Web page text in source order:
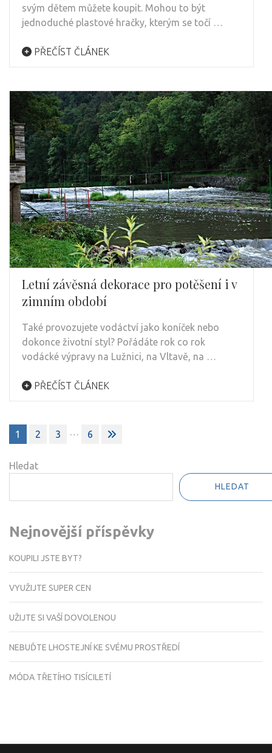
svým dětem můžete koupit. Mohou to být
jednoduché plastové hračky, kterým se točí …
PŘEČÍST ČLÁNEK
Letní závěsná dekorace pro potěšení i v
zimním období
Také provozujete vodáctví jako koníček nebo
dokonce životní styl? Pořádáte rok co rok
vodácké výpravy na Lužnici, na Vltavě, na …
PŘEČÍST ČLÁNEK
Stránkování
příspěvků
1 2 3 6
Hledat
HLEDAT
Nejnovější příspěvky
KOUPILI JSTE BYT?
VYUŽIJTE SUPER CEN
UŽIJTE SI VAŠÍ DOVOLENOU
NEBUĎTE LHOSTEJNÍ KE SVÉMU PROSTŘEDÍ
MÓDA TŘETÍHO TISÍCILETÍ